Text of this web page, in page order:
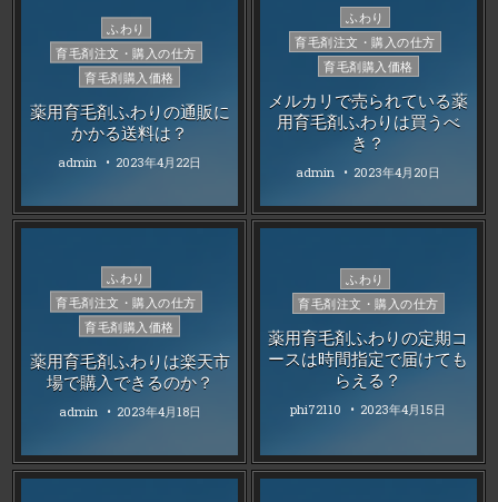
Posted
in
ふわり
育毛剤注文・購入の仕方
育毛剤購入価格
薬用育毛剤ふわりの通販に
かかる送料は？
admin 2023年4月22日
Posted
in
ふわり
育毛剤注文・購入の仕方
育毛剤購入価格
メルカリで売られている薬
用育毛剤ふわりは買うべ
き？
admin 2023年4月20日
Posted
in
ふわり
育毛剤注文・購入の仕方
育毛剤購入価格
薬用育毛剤ふわりは楽天市
場で購入できるのか？
admin 2023年4月18日
Posted
in
ふわり
育毛剤注文・購入の仕方
薬用育毛剤ふわりの定期コ
ースは時間指定で届けても
らえる？
phi72110 2023年4月15日